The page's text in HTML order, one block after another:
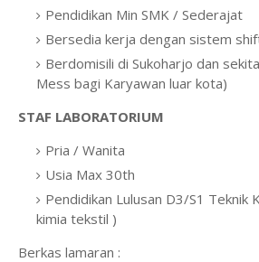
Pendidikan Min SMK / Sederajat
Bersedia kerja dengan sistem
Berdomisili di Sukoharjo dan
Mess bagi Karyawan luar kota)
STAF LABORATORIUM
Pria / Wanita
Usia Max 30th
Pendidikan Lulusan D3/S1 Teknik
kimia tekstil )
Berkas lamaran :